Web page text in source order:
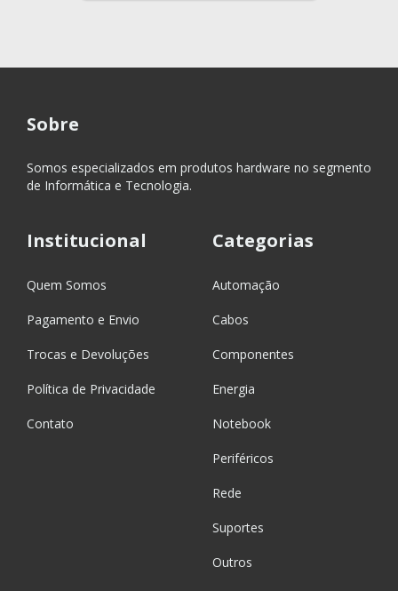
Sobre
Somos especializados em produtos hardware no segmento
de Informática e Tecnologia.
Institucional
Quem Somos
Pagamento e Envio
Trocas e Devoluções
Política de Privacidade
Contato
Categorias
Automação
Cabos
Componentes
Energia
Notebook
Periféricos
Rede
Suportes
Outros